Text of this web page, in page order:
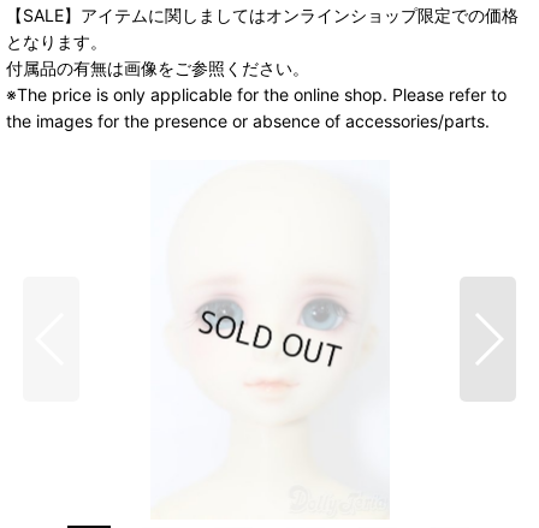
【SALE】アイテムに関しましてはオンラインショップ限定での価格
となります。
付属品の有無は画像をご参照ください。
※The price is only applicable for the online shop. Please refer to
the images for the presence or absence of accessories/parts.